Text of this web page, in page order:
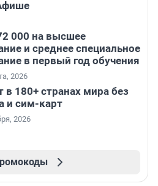
000 на высшее
и среднее специальное
в первый год обучения
2026
в 180+ странах мира без
и сим-карт
2026